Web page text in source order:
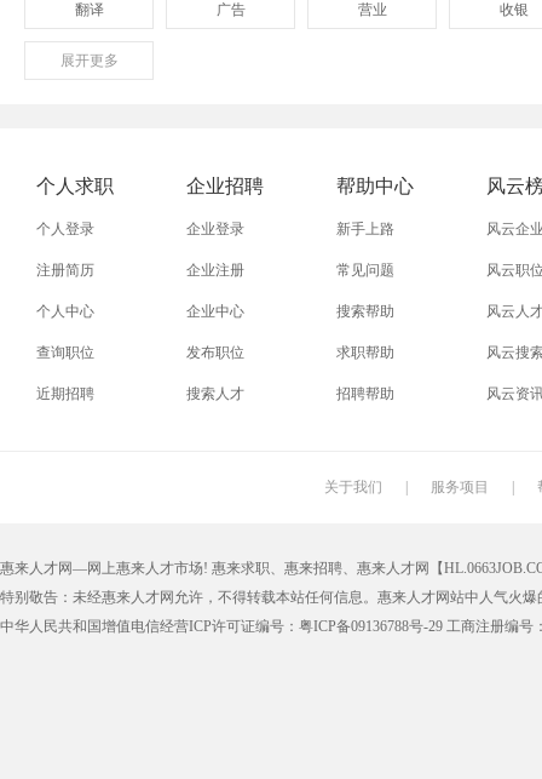
翻译 广告 营业 收银
保险
展开更多
个人求职
个人登录
注册简历
个人中心
查询职位
近期招聘
企业招聘
企业登录
企业注册
企业中心
发布职位
搜索人才
帮助中心
新手上路
常见问题
搜索帮助
求职帮助
招聘帮助
风云
风云企
风云职
风云人
风云搜
风云资
关于我们 服务项目
惠来人才网—网上惠来人才市场! 惠来求职、惠来招聘、惠来人才网【
特别敬告：未经惠来人才网允许，不得转载本站任何信息。惠来人才网站中人气
中华人民共和国增值电信经营ICP许可证编号： 粤ICP备09136788号-29 工商注册编号